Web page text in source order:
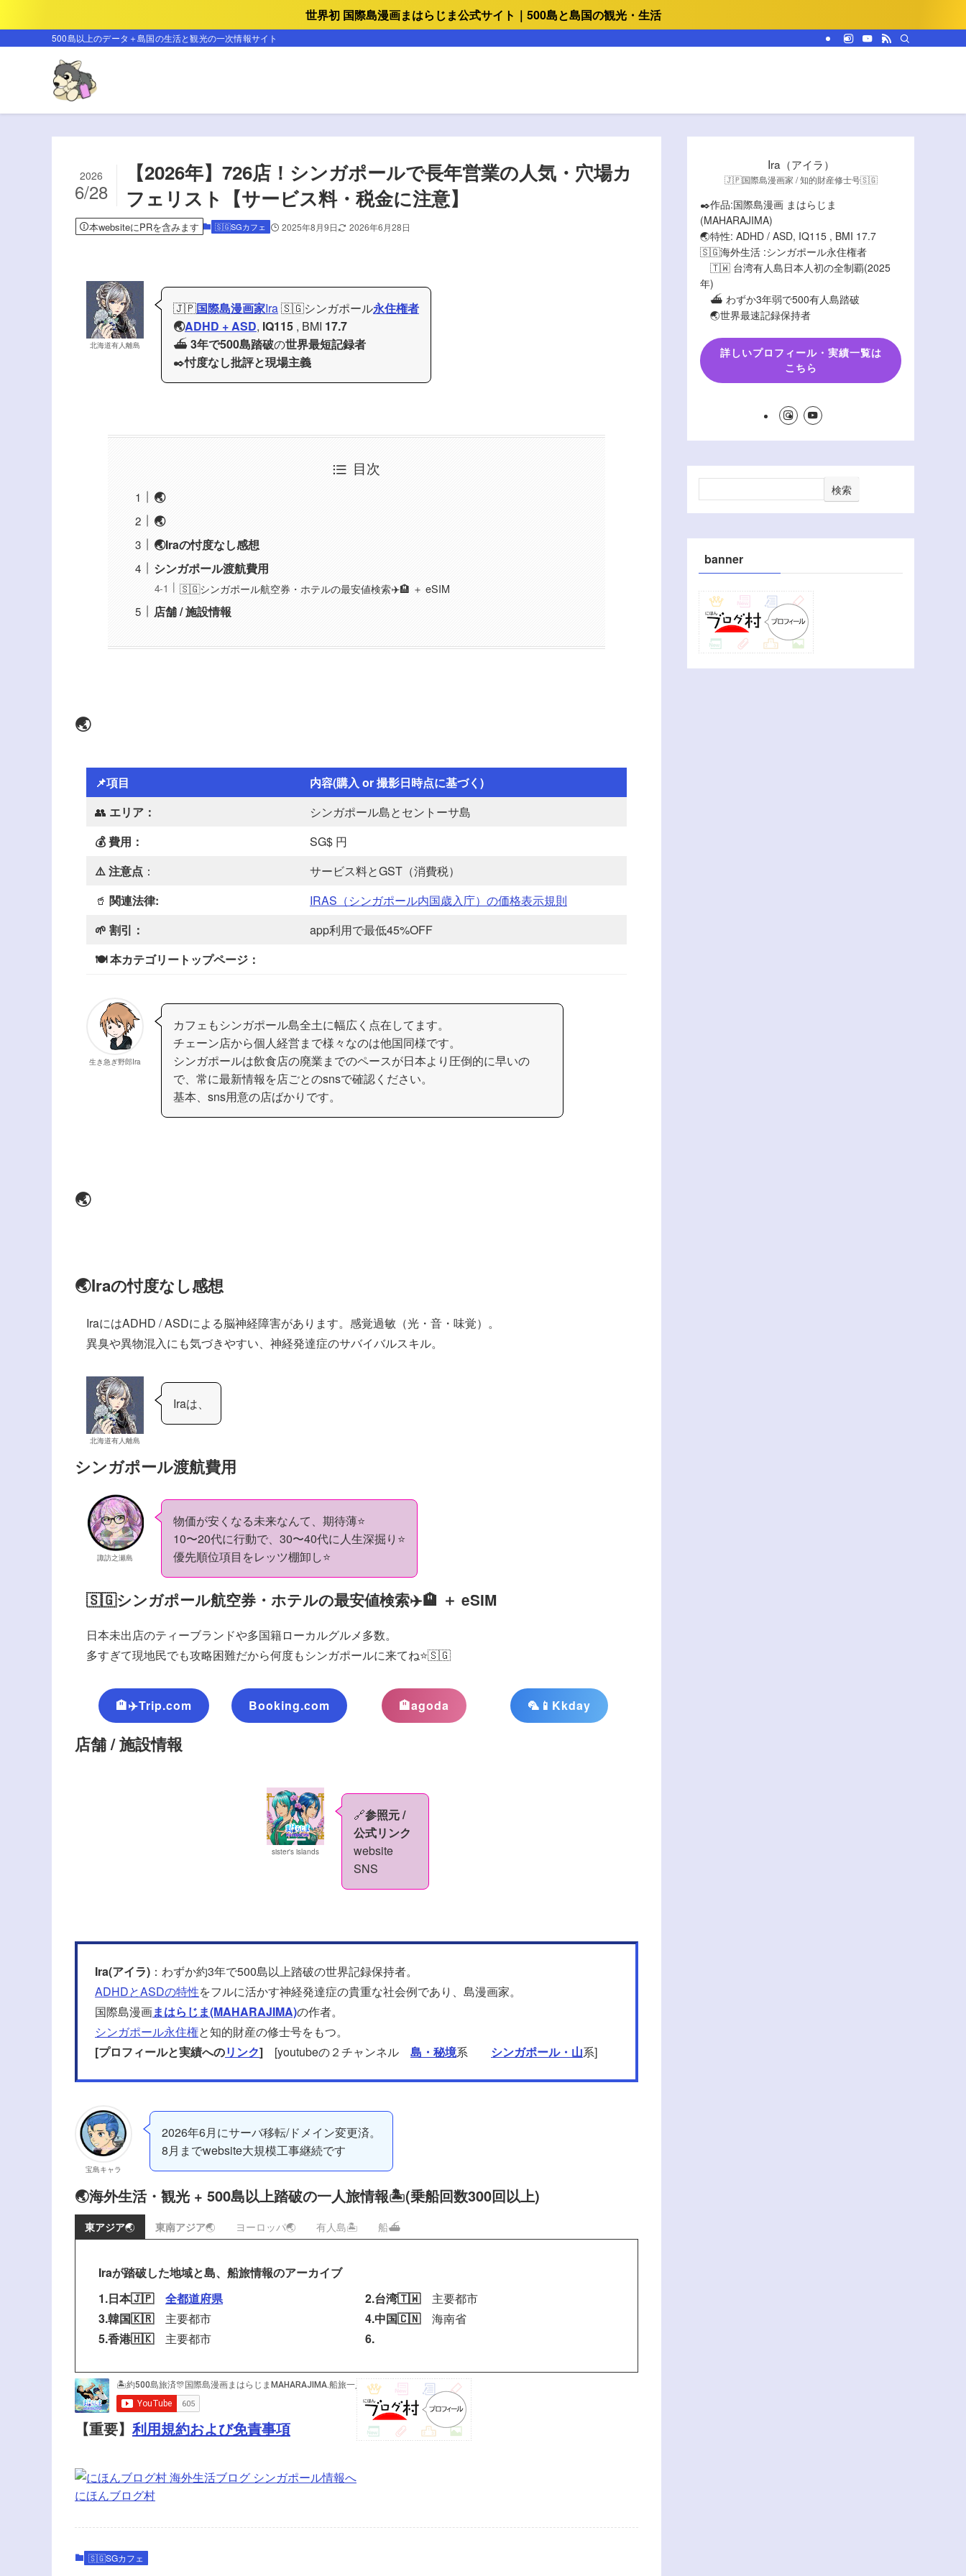
世界初 国際島漫画まはらじま公式サイト｜500島と島国の観光・生活
500島以上のデータ＋島国の生活と観光の一次情報サイト
【2026年】726店！シンガポールで長年営業の人気・穴場カ
フェリスト【サービス料・税金に注意】
2026
6/28
本websiteにPRを含みます 🇸🇬SGカフェ 2025年8月9日 2026年6月28日
北海道有人離島
🇯🇵国際島漫画家Ira🇸🇬シンガポール永住権者
🌏ADHD + ASD, IQ115 , BMI 17.7
⛴️3年で500島踏破の世界最短記録者
✒️忖度なし批評と現場主義
目次
🌏
🌏
🌏Iraの忖度なし感想
シンガポール渡航費用
🇸🇬シンガポール航空券・ホテルの最安値検索✈️🏨 ＋ eSIM
店舗 / 施設情報
🌏
📌項目
内容(購入 or 撮影日時点に基づく)
👥 エリア：
シンガポール島とセントーサ島
💰費用 ：
SG$ 円
⚠️注意点 ：
サービス料とGST（消費税）
🥤 関連法律:
IRAS（シンガポール内国歳入庁）の価格表示規則
🌱 割引：
app利用で最低45%OFF
🍽️ 本カテゴリートップページ：
生き急ぎ野郎Ira
カフェもシンガポール島全土に幅広く点在してます。
チェーン店から個人経営まで様々なのは他国同様です。
シンガポールは飲食店の廃業までのペースが日本より圧倒的に早いの
で、常に最新情報を店ごとのsnsで確認ください。
基本、sns用意の店ばかりです。
🌏
🌏Iraの忖度なし感想
IraにはADHD / ASDによる脳神経障害があります。感覚過敏（光・音・味覚）。
異臭や異物混入にも気づきやすい、神経発達症のサバイバルスキル。
北海道有人離島
Iraは、
シンガポール渡航費用
諏訪之瀬島
物価が安くなる未来なんて、期待薄⭐️
10〜20代に行動で、30〜40代に人生深掘り⭐️
優先順位項目をレッツ棚卸し⭐️
🇸🇬シンガポール航空券・ホテルの最安値検索✈️🏨 ＋ eSIM
日本未出店のティーブランドや多国籍ローカルグルメ多数。
多すぎて現地民でも攻略困難だから何度もシンガポールに来てね⭐️🇸🇬
🏨✈️Trip.com Booking.com 🏨agoda 🦜📱Kkday
店舗 / 施設情報
sister's islands
🔗参照元 /
公式リンク
website
SNS
Ira(アイラ) ：わずか約3年で500島以上踏破の世界記録保持者。
ADHDとASDの特性をフルに活かす神経発達症の貴重な社会例であり、島漫画家。
国際島漫画まはらじま(MAHARAJIMA)の作者。
シンガポール永住権と知的財産の修士号をもつ。
[プロフィールと実績へのリンク] [youtubeの２チャンネル 島・秘境系 シンガポール・山系]
宝島キャラ
2026年6月にサーバ移転/ドメイン変更済。
8月までwebsite大規模工事継続です
🌏海外生活・観光 + 500島以上踏破の一人旅情報🏝️(乗船回数300回以上)
東アジア🌏 東南アジア🌏 ヨーロッパ🌏 有人島🏝️ 船⛴️
Iraが踏破した地域と島、船旅情報のアーカイブ
1.日本🇯🇵
全都道府県 2.台湾🇹🇼主要都市
3.韓国🇰🇷主要都市 4.中国🇨🇳海南省
5.香港🇭🇰主要都市 6.
【重要】利用規約および免責事項
にほんブログ村
🇸🇬SGカフェ
Ira（アイラ）
🇯🇵国際島漫画家 / 知的財産修士号🇸🇬
✒️作品:国際島漫画 まはらじま
(MAHARAJIMA)
🌏特性: ADHD / ASD, IQ115 , BMI 17.7
🇸🇬海外生活 :シンガポール永住権者
🇹🇼 台湾有人島日本人初の全制覇(2025
年)
⛴️ わずか3年弱で500有人島踏破
🌏世界最速記録保持者
詳しいプロフィール・実績一覧は
こちら
検索
banner